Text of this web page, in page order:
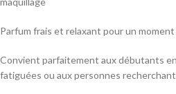
Parfum frais et relaxant pour un
Convient parfaitement aux débutants
fatiguées ou aux personnes